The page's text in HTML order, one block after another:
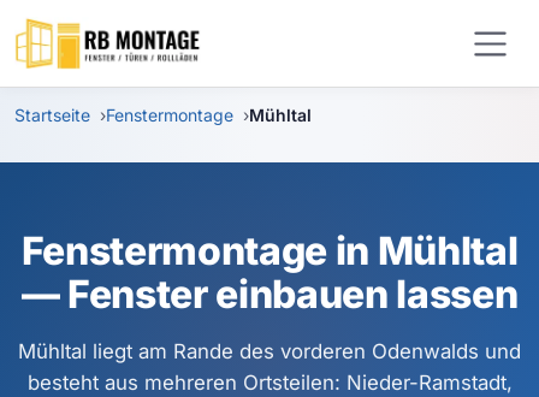
Zum Hauptinhalt springen
Startseite Fenstermontage Mühltal
Fenstermontage in Mühltal
— Fenster einbauen lassen
Mühltal liegt am Rande des vorderen Odenwalds und
besteht aus mehreren Ortsteilen: Nieder-Ramstadt,